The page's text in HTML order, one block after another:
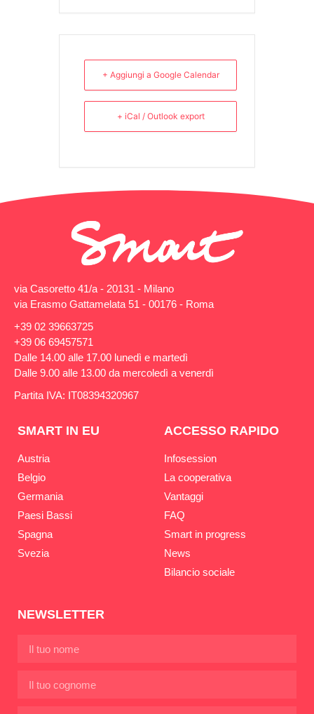
+ Aggiungi a Google Calendar
+ iCal / Outlook export
via Casoretto 41/a - 20131 - Milano
via Erasmo Gattamelata 51 - 00176 - Roma
+39 02 39663725
+39 06 69457571
Dalle 14.00 alle 17.00 lunedì e martedì
Dalle 9.00 alle 13.00 da mercoledì a venerdì
Partita IVA: IT08394320967
SMART IN EU
Austria
Belgio
Germania
Paesi Bassi
Spagna
Svezia
ACCESSO RAPIDO
Infosession
La cooperativa
Vantaggi
FAQ
Smart in progress
News
Bilancio sociale
NEWSLETTER